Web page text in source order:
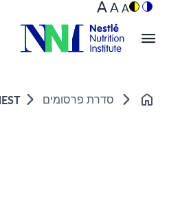
A
A
A
Home סדרת פרסומים